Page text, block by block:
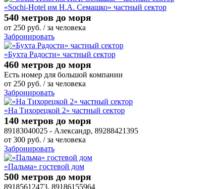
«Sochi-Hotel им Н.А. Семашко» частный сектор
540 метров до моря
от 250 руб. / за человека
Забронировать
«Бухта Радости» частный сектор
460 метров до моря
Есть номер для большой компании
от 250 руб. / за человека
Забронировать
«На Тихорецкой 2» частный сектор
140 метров до моря
89183040025 - Александр, 89288421395
от 300 руб. / за человека
Забронировать
«Пальма» гостевой дом
500 метров до моря
89185612473, 89186155964